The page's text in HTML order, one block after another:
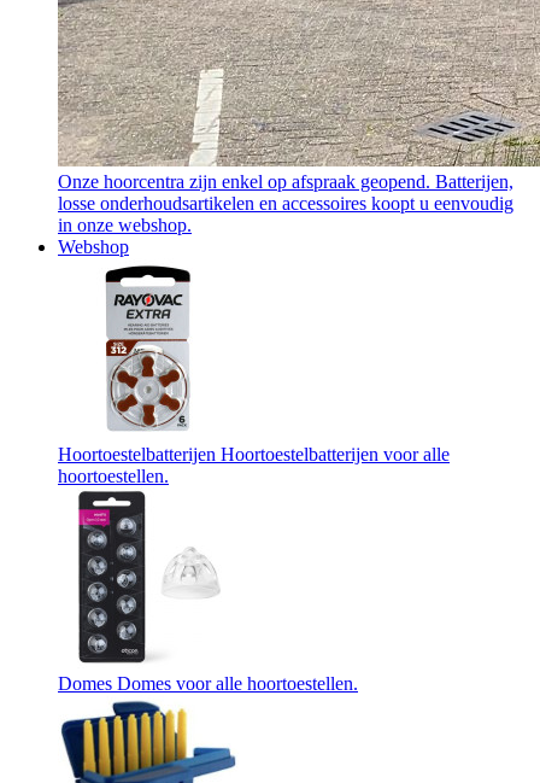
Onze hoorcentra zijn enkel op afspraak geopend. Batterijen,
losse onderhoudsartikelen en accessoires koopt u eenvoudig
in onze webshop.
Webshop
Hoortoestelbatterijen Hoortoestelbatterijen voor alle
hoortoestellen.
Domes Domes voor alle hoortoestellen.